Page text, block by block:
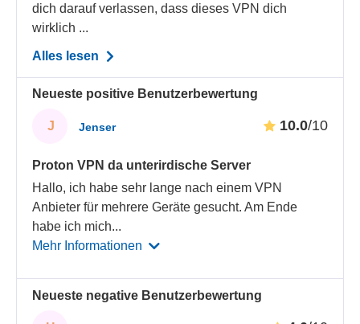
dich darauf verlassen, dass dieses VPN dich
wirklich ...
Alles lesen
Neueste positive Benutzerbewertung
J Jenser 10.0/10
Proton VPN da unterirdische Server
Hallo, ich habe sehr lange nach einem VPN
Anbieter für mehrere Geräte gesucht. Am Ende
habe ich mich...
Mehr Informationen
Neueste negative Benutzerbewertung